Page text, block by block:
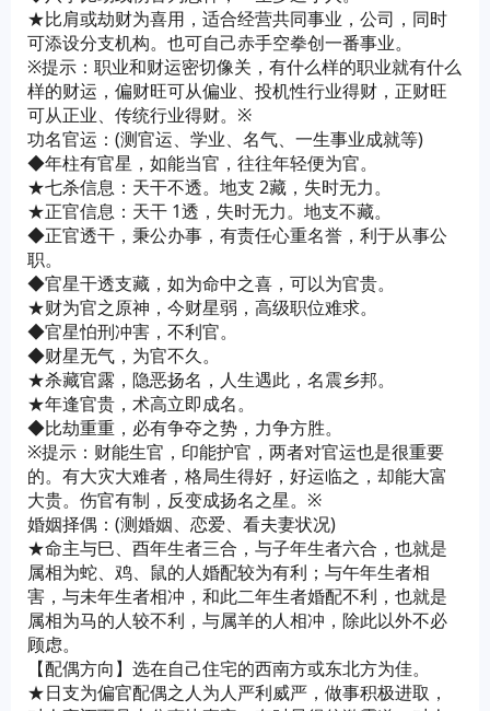
★比肩或劫财为喜用，适合经营共同事业，公司，同时
可添设分支机构。也可自己赤手空拳创一番事业。
※提示：职业和财运密切像关，有什么样的职业就有什么
样的财运，偏财旺可从偏业、投机性行业得财，正财旺
可从正业、传统行业得财。※
功名官运：(测官运、学业、名气、一生事业成就等)
◆年柱有官星，如能当官，往往年轻便为官。
★七杀信息：天干不透。地支 2藏，失时无力。
★正官信息：天干 1透，失时无力。地支不藏。
◆正官透干，秉公办事，有责任心重名誉，利于从事公
职。
◆官星干透支藏，如为命中之喜，可以为官贵。
★财为官之原神，今财星弱，高级职位难求。
◆官星怕刑冲害，不利官。
◆财星无气，为官不久。
★杀藏官露，隐恶扬名，人生遇此，名震乡邦。
★年逢官贵，术高立即成名。
◆比劫重重，必有争夺之势，力争方胜。
※提示：财能生官，印能护官，两者对官运也是很重要
的。有大灾大难者，格局生得好，好运临之，却能大富
大贵。伤官有制，反变成扬名之星。※
婚姻择偶：(测婚姻、恋爱、看夫妻状况)
★命主与巳、酉年生者三合，与子年生者六合，也就是
属相为蛇、鸡、鼠的人婚配较为有利；与午年生者相
害，与未年生者相冲，和此二年生者婚配不利，也就是
属相为马的人较不利，与属羊的人相冲，除此以外不必
顾虑。
【配偶方向】选在自己住宅的西南方或东北方为佳。
★日支为偏官配偶之人为人严利威严，做事积极进取，